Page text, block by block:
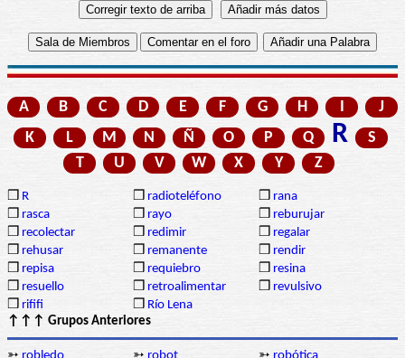
A B C D E F G H I
J
K
L M N Ñ O P Q R
S
T
U V W X Y Z
❒ R ❒ radioteléfono ❒ rana
❒ rasca ❒ rayo ❒ reburujar
❒ recolectar ❒ redimir ❒ regalar
❒ rehusar ❒ remanente ❒ rendir
❒ repisa ❒ requiebro ❒ resina
❒ resuello ❒ retroalimentar ❒ revulsivo
❒ rififi ❒ Río Lena
↑↑↑ Grupos Anteriores